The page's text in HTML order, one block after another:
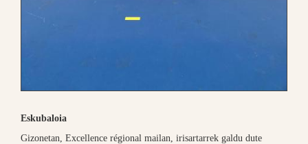
Eskubaloia
Gizonetan, Excellence régional mailan, irisartarrek galdu dute